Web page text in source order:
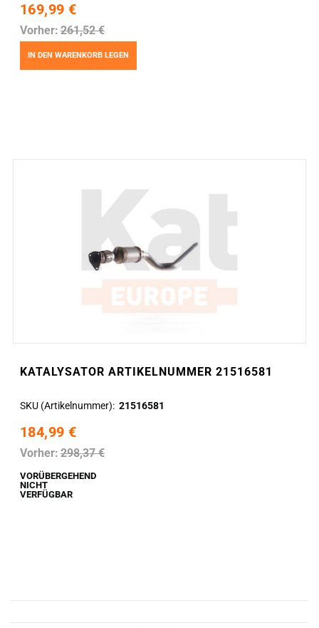
169,99 €
Vorher: 261,52 €
IN DEN WARENKORB LEGEN
KATALYSATOR ARTIKELNUMMER 21516581
SKU (Artikelnummer) 21516581
184,99 €
Vorher: 298,37 €
VORÜBERGEHEND
NICHT
VERFÜGBAR